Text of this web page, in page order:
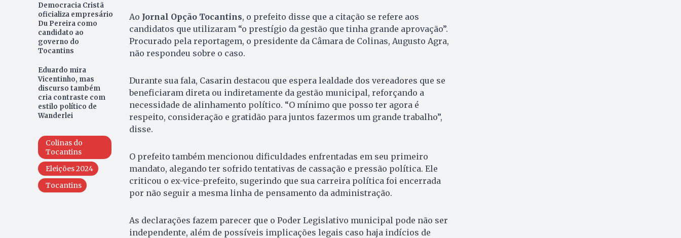
Democracia Cristã
oficializa empresário
Du Pereira como
candidato ao
governo do
Tocantins
Eduardo mira
Vicentinho, mas
discurso também
cria contraste com
estilo político de
Wanderlei
Colinas do
Tocantins
Eleições 2024
Tocantins
Ao Jornal Opção Tocantins, o prefeito disse que a citação se refere aos
candidatos que utilizaram “o prestígio da gestão que tinha grande aprovação”.
Procurado pela reportagem, o presidente da Câmara de Colinas, Augusto Agra,
não respondeu sobre o caso.
Durante sua fala, Casarin destacou que espera lealdade dos vereadores que se
beneficiaram direta ou indiretamente da gestão municipal, reforçando a
necessidade de alinhamento político. “O mínimo que posso ter agora é
respeito, consideração e gratidão para juntos fazermos um grande trabalho”,
disse.
O prefeito também mencionou dificuldades enfrentadas em seu primeiro
mandato, alegando ter sofrido tentativas de cassação e pressão política. Ele
criticou o ex-vice-prefeito, sugerindo que sua carreira política foi encerrada
por não seguir a mesma linha de pensamento da administração.
As declarações fazem parecer que o Poder Legislativo municipal pode não ser
independente, além de possíveis implicações legais caso haja indícios de